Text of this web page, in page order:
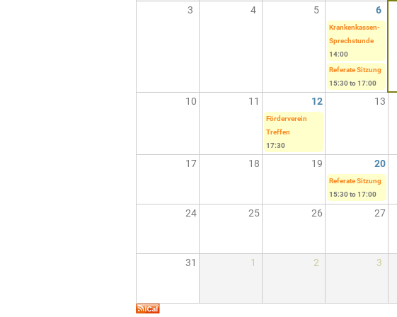
3 4 5 6
Krankenkassen-
Sprechstunde
14:00
Referate Sitzung
15:30to17:00
10 11 12 13
Förderverein
Treffen
17:30
17 18 19 20
Referate Sitzung
15:30to17:00
24 25 26 27
31 1 2 3